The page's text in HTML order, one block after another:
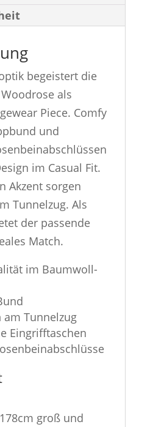
begeistert die
als
Piece. Comfy
und
im Casual Fit.
Akzent sorgen
Tunnelzug. Als
der passende
Match.
im Baumwoll-
Tunnelzug
Eingrifftaschen
groß und